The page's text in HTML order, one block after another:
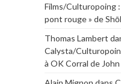
Films/Culturopoing :
pont rouge » de
Thomas Lambert
Calysta/
à OK Corral de